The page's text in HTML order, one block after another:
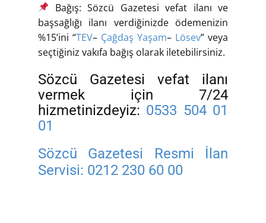
Bağış: Sözcü Gazetesi vefat ilanı ve
başsağlığı ilanı verdiğinizde ödemenizin
%15’ini “TEV– Çağdaş Yaşam– Lösev” veya
seçtiğiniz vakıfa bağış olarak iletebilirsiniz.
Sözcü Gazetesi vefat ilanı
vermek için 7/24
hizmetinizdeyiz: 0533 504 01
01
Sözcü Gazetesi Resmi İlan
Servisi: 0212 230 60 00